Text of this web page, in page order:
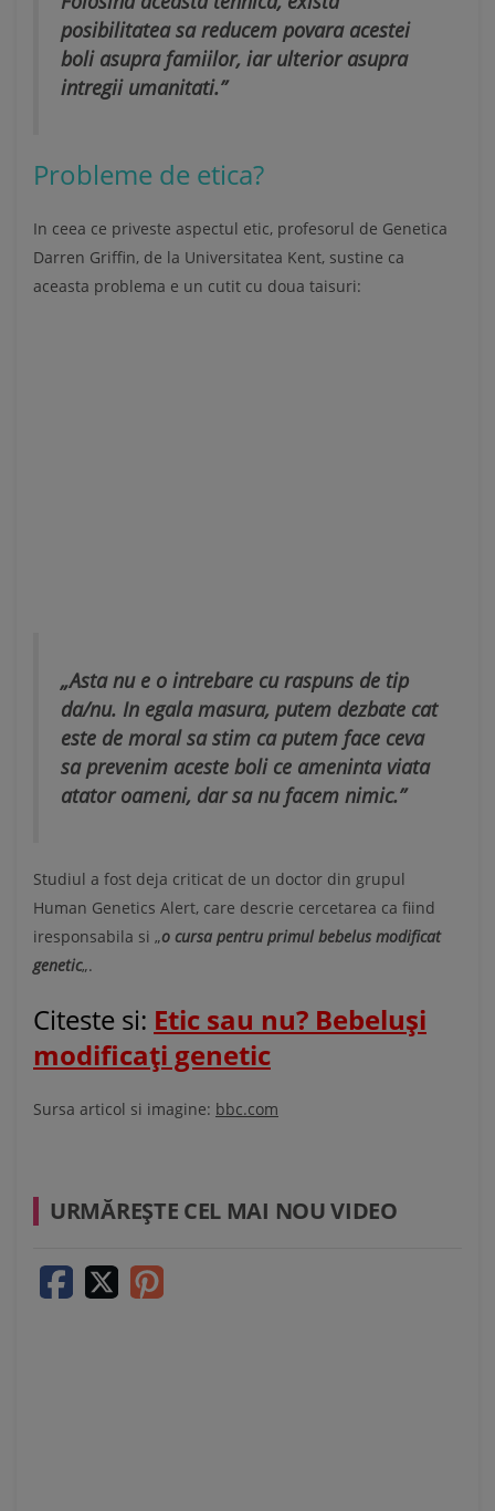
posibilitatea sa reducem povara acestei
boli asupra famiilor, iar ulterior asupra
intregii umanitati.”
Probleme de etica?
In ceea ce priveste aspectul etic, profesorul de Genetica
Darren Griffin, de la Universitatea Kent, sustine ca
aceasta problema e un cutit cu doua taisuri:
„Asta nu e o intrebare cu raspuns de tip
da/nu. In egala masura, putem dezbate cat
este de moral sa stim ca putem face ceva
sa prevenim aceste boli ce ameninta viata
atator oameni, dar sa nu facem nimic.”
Studiul a fost deja criticat de un doctor din grupul
Human Genetics Alert, care descrie cercetarea ca fiind
iresponsabila si „o cursa pentru primul bebelus modificat
genetic„.
Citeste si: Etic sau nu? Bebeluși
modificați genetic
Sursa articol si imagine: bbc.com
URMĂREŞTE CEL MAI NOU VIDEO